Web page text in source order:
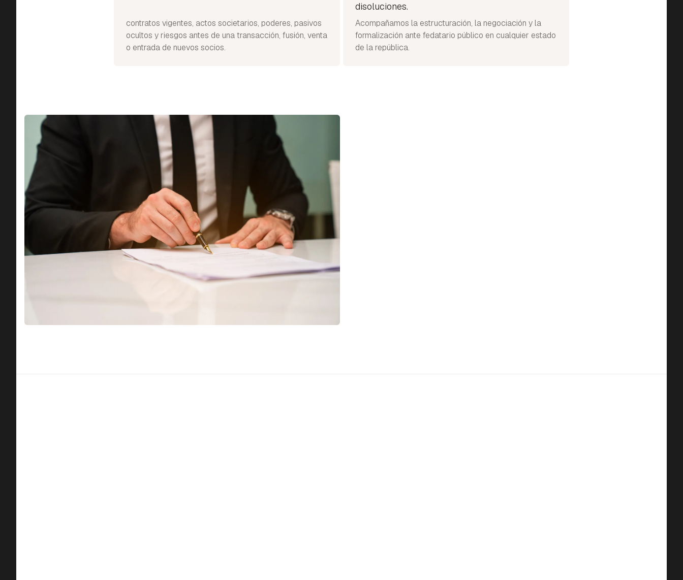
contratos vigentes, actos societarios, poderes, pasivos
ocultos y riesgos antes de una transacción, fusión, venta
o entrada de nuevos socios.
disoluciones.
Acompañamos la estructuración, la negociación y la
formalización ante fedatario público en cualquier estado
de la república.